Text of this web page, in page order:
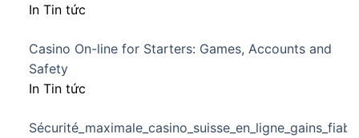
In Tin tức
Casino On-line for Starters: Games, Accounts and
Safety
In Tin tức